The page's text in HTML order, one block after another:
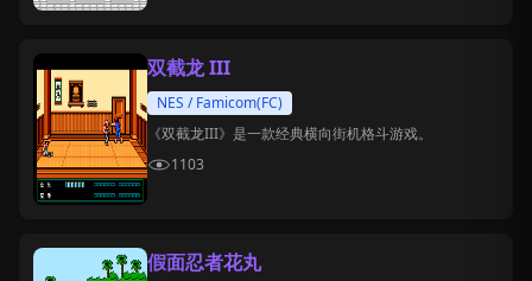
双截龙 III
NES / Famicom(FC)
《双截龙III》是一款经典横向街机格斗游戏。
1103
假面忍者花丸